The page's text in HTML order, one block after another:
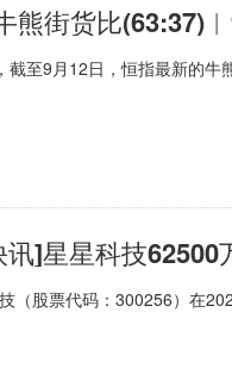
熊街货比
截至9月12日，恒指最新的牛
]星星科技62500
（股票代码：300256）在